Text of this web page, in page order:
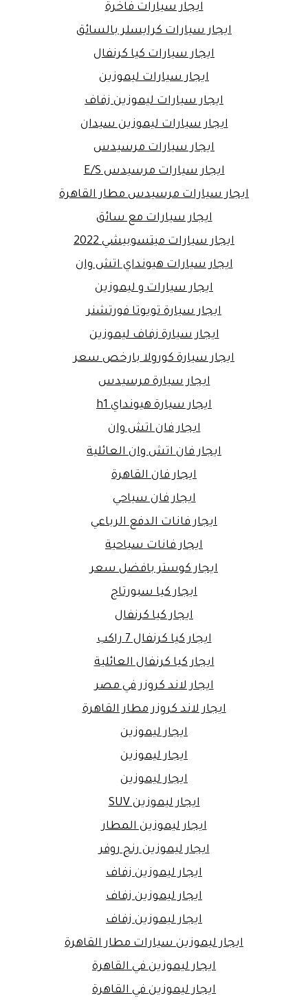
ايجار سيارات فاخرة
ايجار سيارات كرايسلر بالسائق
ايجار سيارات كيا كرنفال
ايجار سيارات ليموزين
ايجار سيارات ليموزين زفاف
ايجار سيارات ليموزين سيدان
ايجار سيارات مرسيدس
ايجار سيارات مرسيدس E/S
ايجار سيارات مرسيدس مطار القاهرة
ايجار سيارات مع سائق
ايجار سيارات ميتسوبيشي 2022
ايجار سيارات هيونداي اتش وان
ايجار سيارات و ليموزين
ايجار سيارة تويوتا فورتشنر
ايجار سيارة زفاف ليموزين
ايجار سيارة كورولا بارخص سعر
ايجار سيارة مرسيدس
ايجار سيارة هيونداي h1
ايجار فان اتش وان
ايجار فان اتش وان العائلية
ايجار فان القاهرة
ايجار فان سياحي
ايجار فانات الدفع الرباعي
ايجار فانات سياحية
ايجار كوستر بافضل سعر
ايجار كيا سبورتاج
ايجار كيا كرنفال
ايجار كيا كرنفال 7 راكب
ايجار كيا كرنفال العائلية
ايجار لاند كروزر في مصر
ايجار لاند كروزر مطار القاهرة
ايجار ليموزين
ايجار ليموزين
ايجار ليموزين
ايجار ليموزين SUV
ايجار ليموزين المطار
ايجار ليموزين رنج روفر
ايجار ليموزين زفاف
ايجار ليموزين زفاف
ايجار ليموزين زفاف
ايجار ليموزين سيارات مطار القاهرة
ايجار ليموزين في القاهرة
ايجار ليموزين في القاهرة